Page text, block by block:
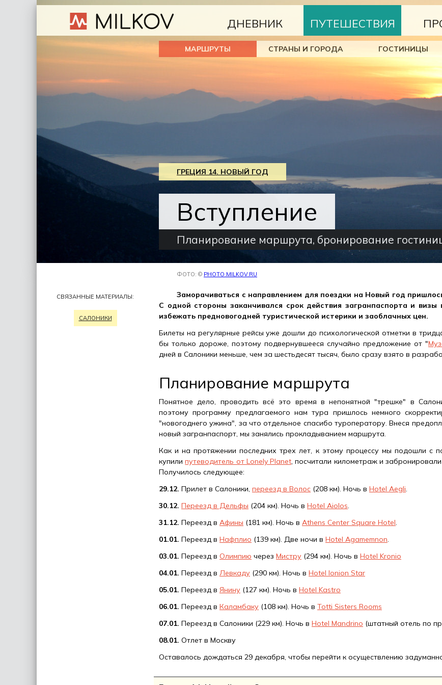
ДНЕВНИК ПУТЕШЕСТВИЯ
МАРШРУТЫ СТРАНЫ И ГОРОДА ГОСТИНИЦЫ
ГРЕЦИЯ 14. НОВЫЙ ГОД
Вступление
Планирование маршрута, бронирование
ФОТО: © PHOTO.MILKOV.RU
СВЯЗАННЫЕ МАТЕРИАЛЫ:
САЛОНИКИ
Заморачиваться с направлением для поездки на Новый год
С одной стороны заканчивался срок действия загранпаспорта и
избежать предновогодней туристической истерики и заоблачных цен.
Билеты на регулярные рейсы уже дошли до психологической отметки в
бы только дороже, поэтому подвернувшееся случайно предложение от "
дней в Салоники меньше, чем за шестьдесят тысяч, было сразу взято в
Планирование маршрута
Понятное дело, проводить всё это время в непонятной "трешке" в
поэтому программу предлагаемого нам тура пришлось немного
"новогоднего ужина", за что отдельное спасибо туроператору. Внеся
новый загранпаспорт, мы занялись прокладыванием маршрута.
Как и на протяжении последних трех лет, к этому процессу мы подошли с
купилипутеводитель от Lonely Planet, посчитали километраж и
Получилось следующее:
29.12. Прилет в Салоники, переезд в Волос (208 км). Ночь в Hotel Aegli.
30.12. Переезд в Дельфы (204 км). Ночь в Hotel Aiolos.
31.12. Переезд в Афины (181 км). Ночь в Athens Center Square Hotel.
01.01. Переезд в Нафплио (139 км). Две ночи в Hotel Agamemnon.
03.01. Переезд в Олимпию через Мистру (294 км). Ночь в Hotel Kronio
04.01. Переезд в Левкаду (290 км). Ночь в Hotel Ionion Star
05.01. Переезд в Янину (127 км). Ночь в Hotel Kastro
06.01. Переезд в Каламбаку (108 км). Ночь в Totti Sisters Rooms
07.01. Переезд в Салоники (229 км). Ночь в Hotel Mandrino (штатный отель по
08.01. Отлет в Москву
Оставалось дождаться 29 декабря, чтобы перейти к осуществлению